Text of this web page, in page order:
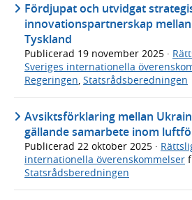
Fördjupat och utvidgat
innovationspartnerskap
Tyskland
Publicerad 19 november 2025 ·
Sveriges internationella
Regeringen, Statsrådsberedningen
Avsiktsförklaring mellan
gällande samarbete inom
Publicerad 22 oktober 2025 ·
internationella överenskommelser
Statsrådsberedningen